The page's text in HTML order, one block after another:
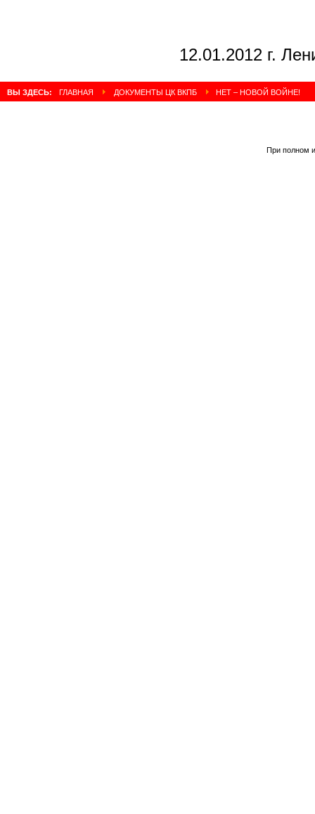
12.01.2012 г.
ВЫ ЗДЕСЬ: ГЛАВНАЯ ДОКУМЕНТЫ ЦК ВКПБ НЕТ – НОВОЙ ВОЙНЕ!
При полном